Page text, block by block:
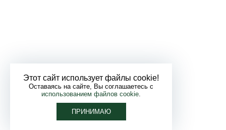
Этот сайт использует файлы cookie!
Оставаясь на сайте, Вы соглашаетесь с
использованием файлов cookie.
ПРИНИМАЮ